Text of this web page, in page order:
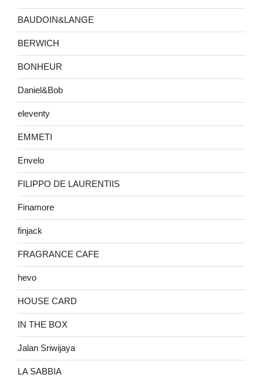
BAUDOIN&LANGE
BERWICH
BONHEUR
Daniel&Bob
eleventy
EMMETI
Envelo
FILIPPO DE LAURENTIIS
Finamore
finjack
FRAGRANCE CAFE
hevo
HOUSE CARD
IN THE BOX
Jalan Sriwijaya
LA SABBIA